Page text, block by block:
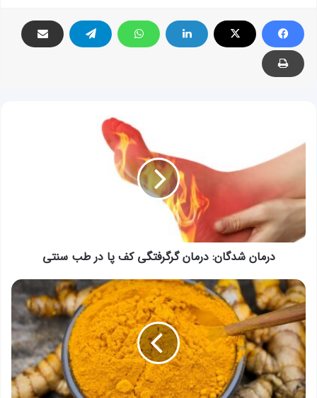
درمان
کف
پا
در
طب
سنتی
درمان شدگان: درمان گرگرفتگی کف پا در طب سنتی
خواص
زردچوبه
در
طب
سنتی
ایرانی:
آسپیرین
طبیعی